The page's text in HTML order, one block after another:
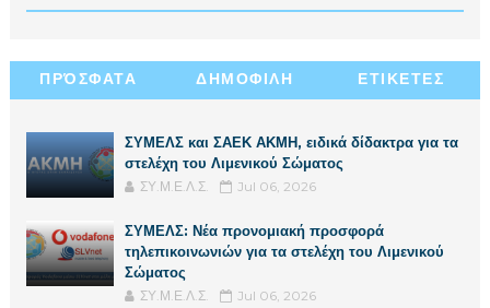
ΠΡΌΣΦΑΤΑ ΔΗΜΟΦΙΛΗ ΕΤΙΚΕΤΕΣ
ΣΥΜΕΛΣ και ΣΑΕΚ ΑΚΜΗ, ειδικά δίδακτρα για τα
στελέχη του Λιμενικού Σώματος
ΣΥ.Μ.Ε.Λ.Σ. Jul 06, 2026
ΣΥΜΕΛΣ: Νέα προνομιακή προσφορά
τηλεπικοινωνιών για τα στελέχη του Λιμενικού
Σώματος
ΣΥ.Μ.Ε.Λ.Σ. Jul 06, 2026